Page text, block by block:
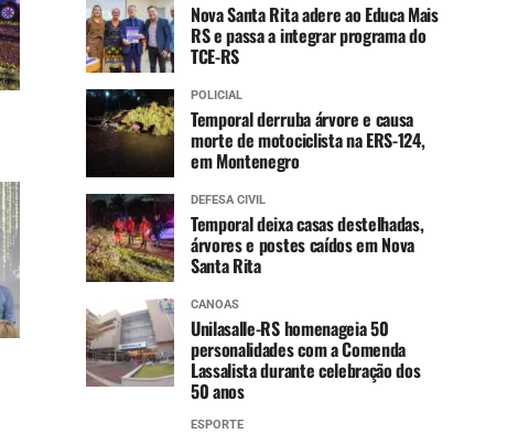
Nova Santa Rita adere ao Educa Mais
RS e passa a integrar programa do
TCE-RS
POLICIAL
Temporal derruba árvore e causa
morte de motociclista na ERS-124,
em Montenegro
DEFESA CIVIL
Temporal deixa casas destelhadas,
árvores e postes caídos em Nova
Santa Rita
CANOAS
Unilasalle-RS homenageia 50
personalidades com a Comenda
Lassalista durante celebração dos
50 anos
ESPORTE